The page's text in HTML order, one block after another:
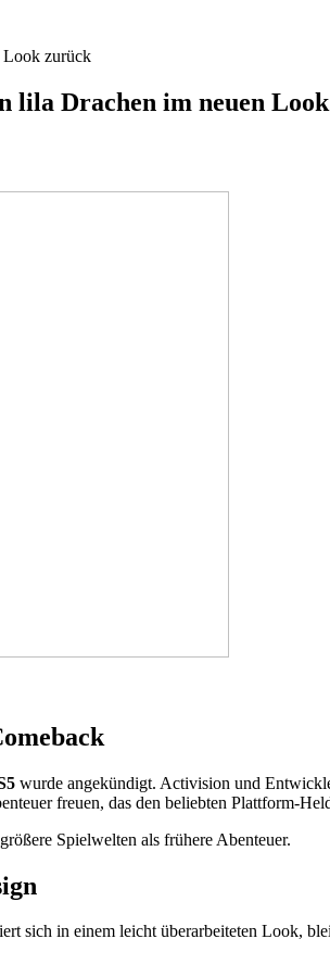
Look zurück
lila Drachen im neuen
wurde angekündigt. Activision und
freuen, das den beliebten Plattform-
Spielwelten als frühere Abenteuer.
sich in einem leicht überarbeiteten Look,